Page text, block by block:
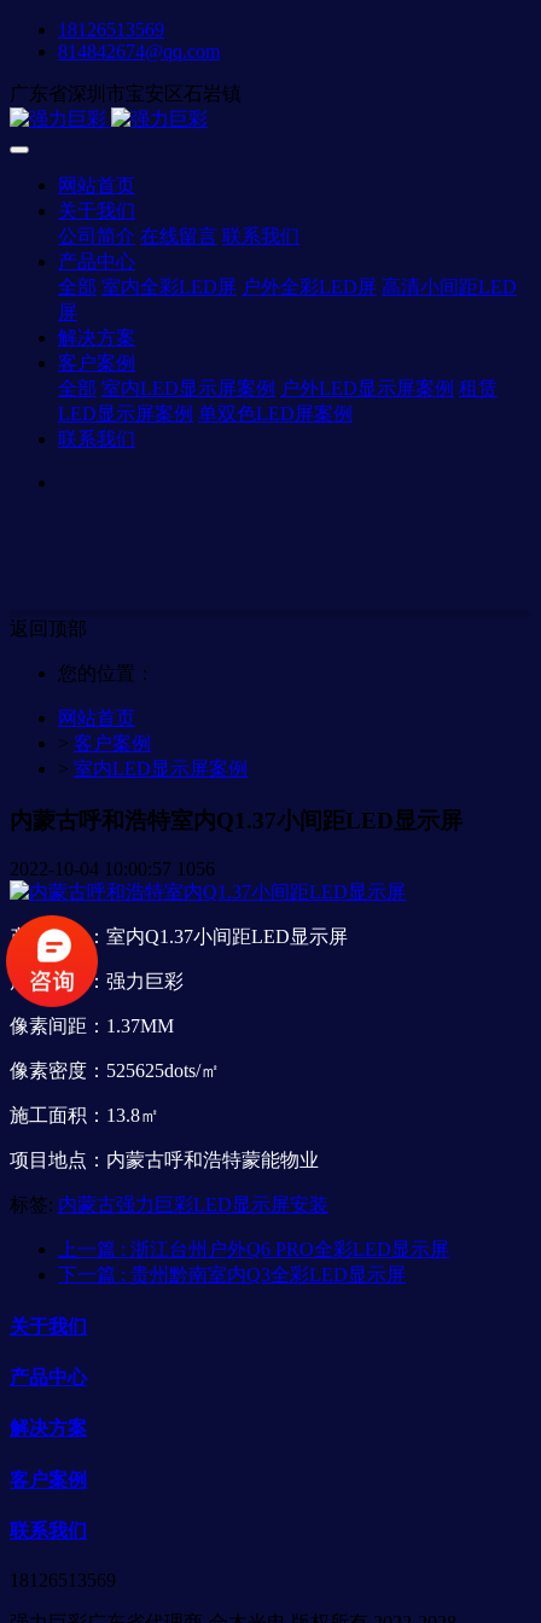
18126513569
814842674@qq.com
广东省深圳市宝安区石岩镇
网站首页
关于我们
公司简介 在线留言 联系我们
产品中心
全部 室内全彩LED屏 户外全彩LED屏 高清小间距LED
屏
解决方案
客户案例
全部 室内LED显示屏案例 户外LED显示屏案例 租赁
LED显示屏案例 单双色LED屏案例
联系我们
返回顶部
您的位置：
网站首页
> 客户案例
> 室内LED显示屏案例
内蒙古呼和浩特室内Q1.37小间距LED显示屏
2022-10-04 10:00:57 1056
产品型号：室内Q1.37小间距LED显示屏
产品品牌：强力巨彩
像素间距：1.37MM
像素密度：525625dots/㎡
施工面积：13.8㎡
项目地点：内蒙古呼和浩特蒙能物业
标签: 内蒙古强力巨彩LED显示屏安装
上一篇 : 浙江台州户外Q6 PRO全彩LED显示屏
下一篇 : 贵州黔南室内Q3全彩LED显示屏
关于我们
产品中心
解决方案
客户案例
联系我们
18126513569